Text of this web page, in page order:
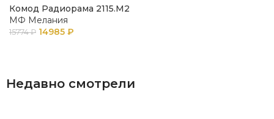
Комод Радиорама 2115.М2
МФ Мелания
15774₽ 14985 ₽
Недавно смотрели